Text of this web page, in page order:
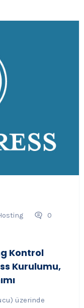
0
Kontrol
Kurulumu,
üzerinde